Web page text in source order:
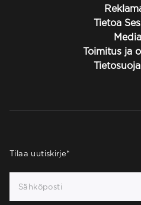
Tietoa
Toimitus ja
Tilaa uutiskirje*